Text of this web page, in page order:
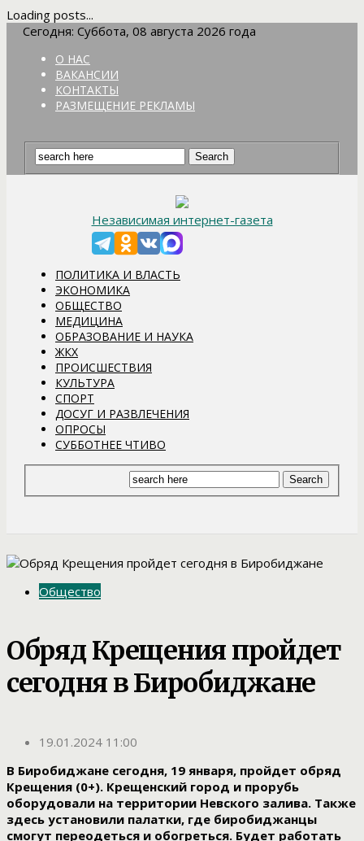
Loading posts...
Сегодня: Суббота, 08 августа 2026 года
О НАС
ВАКАНСИИ
КОНТАКТЫ
РАЗМЕЩЕНИЕ РЕКЛАМЫ
Независимая интернет-газета
ПОЛИТИКА И ВЛАСТЬ
ЭКОНОМИКА
ОБЩЕСТВО
МЕДИЦИНА
ОБРАЗОВАНИЕ И НАУКА
ЖКХ
ПРОИСШЕСТВИЯ
КУЛЬТУРА
СПОРТ
ДОСУГ И РАЗВЛЕЧЕНИЯ
ОПРОСЫ
СУББОТНЕЕ ЧТИВО
Общество
Обряд Крещения пройдет
сегодня в Биробиджане
19.01.2024 11:00
В Биробиджане сегодня, 19 января, пройдет обряд
Крещения (0+). Крещенский город и прорубь
оборудовали на территории Невского залива. Также
здесь установили палатки, где биробиджанцы
смогут переодеться и обогреться. Будет работать